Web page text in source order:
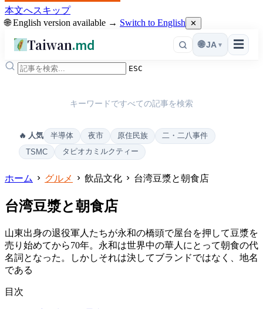
本文へスキップ
🌐 English version available → Switch to English ✕
Taiwan.md ☰
🌐 JA ▾
ESC
キーワードですべての記事を検索
🔥 人気 半導体 夜市 原住民族
二・二八事件
TSMC
タピオカミルクティー
ホーム グルメ 飲品文化 台湾豆漿と朝食店
台湾豆漿と朝食店
山東出身の退役軍人たちが永和の橋頭で屋台を押して豆漿を
売り始めてから70年。永和は世界中の華人にとって朝食の代
名詞となった。しかしそれは決してブランドではなく、地名
である
目次